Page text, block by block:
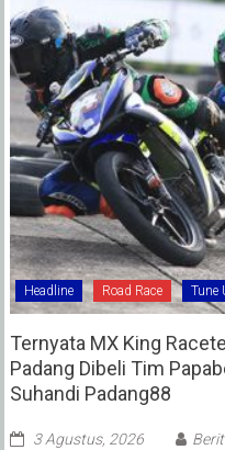
Headline Road Race Tune
Ternyata MX King
Padang Dibeli Tim
Suhandi Padang88
3 Agustus, 2026